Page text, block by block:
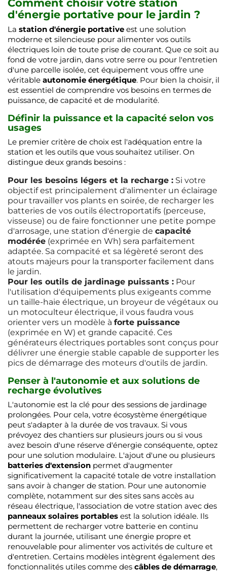
Comment choisir votre station
d'énergie portative pour le jardin ?
La station d'énergie portative est une solution
moderne et silencieuse pour alimenter vos outils
électriques loin de toute prise de courant. Que ce soit au
fond de votre jardin, dans votre serre ou pour l'entretien
d'une parcelle isolée, cet équipement vous offre une
véritable autonomie énergétique. Pour bien la choisir, il
est essentiel de comprendre vos besoins en termes de
puissance, de capacité et de modularité.
Définir la puissance et la capacité selon vos
usages
Le premier critère de choix est l'adéquation entre la
station et les outils que vous souhaitez utiliser. On
distingue deux grands besoins :
Pour les besoins légers et la recharge : Si votre
objectif est principalement d'alimenter un éclairage
pour travailler vos plants en soirée, de recharger les
batteries de vos outils électroportatifs (perceuse,
visseuse) ou de faire fonctionner une petite pompe
d'arrosage, une station d'énergie de capacité
modérée (exprimée en Wh) sera parfaitement
adaptée. Sa compacité et sa légèreté seront des
atouts majeurs pour la transporter facilement dans
le jardin.
Pour les outils de jardinage puissants : Pour
l'utilisation d'équipements plus exigeants comme
un taille-haie électrique, un broyeur de végétaux ou
un motoculteur électrique, il vous faudra vous
orienter vers un modèle à forte puissance
(exprimée en W) et grande capacité. Ces
générateurs électriques portables sont conçus pour
délivrer une énergie stable capable de supporter les
pics de démarrage des moteurs d'outils de jardin.
Penser à l'autonomie et aux solutions de
recharge évolutives
L'autonomie est la clé pour des sessions de jardinage
prolongées. Pour cela, votre écosystème énergétique
peut s'adapter à la durée de vos travaux. Si vous
prévoyez des chantiers sur plusieurs jours ou si vous
avez besoin d'une réserve d'énergie conséquente, optez
pour une solution modulaire. L'ajout d'une ou plusieurs
batteries d'extension permet d'augmenter
significativement la capacité totale de votre installation
sans avoir à changer de station. Pour une autonomie
complète, notamment sur des sites sans accès au
réseau électrique, l'association de votre station avec des
panneaux solaires portables est la solution idéale. Ils
permettent de recharger votre batterie en continu
durant la journée, utilisant une énergie propre et
renouvelable pour alimenter vos activités de culture et
d'entretien. Certains modèles intègrent également des
fonctionnalités utiles comme des câbles de démarrage,